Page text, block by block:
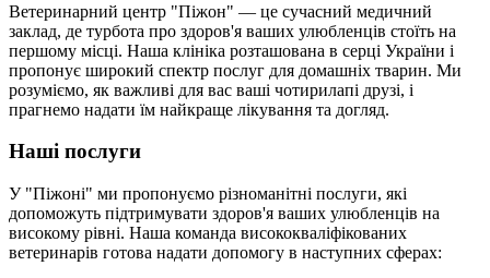
Ветеринарний центр "Піжон" — це сучасний медичний
заклад, де турбота про здоров'я ваших улюбленців стоїть на
першому місці. Наша клініка розташована в серці України і
пропонує широкий спектр послуг для домашніх тварин. Ми
розуміємо, як важливі для вас ваші чотирилапі друзі, і
прагнемо надати їм найкраще лікування та догляд.
Наші послуги
У "Піжоні" ми пропонуємо різноманітні послуги, які
допоможуть підтримувати здоров'я ваших улюбленців на
високому рівні. Наша команда висококваліфікованих
ветеринарів готова надати допомогу в наступних сферах: